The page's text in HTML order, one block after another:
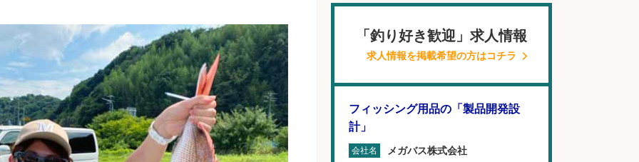
「釣り好き歓迎」求人情報
求人情報を掲載希望の方はコチラ
フィッシング用品の「製品開発設
計」
会社名 メガバス株式会社